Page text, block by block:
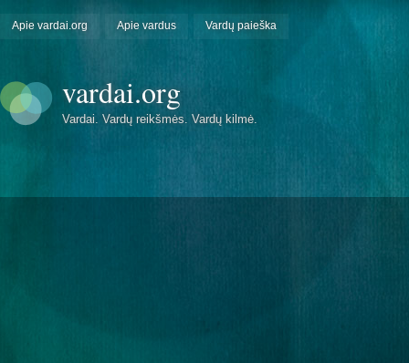
Apie vardai.org Apie vardus Vardų paieška
vardai.org
Vardai. Vardų reikšmės. Vardų kilmė.